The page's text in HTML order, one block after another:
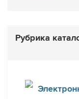
Рубрика